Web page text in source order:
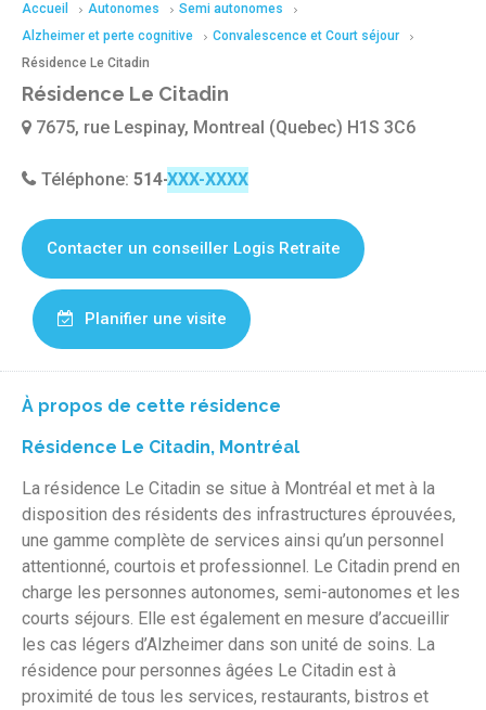
Accueil Autonomes
Semi autonomes
Alzheimer et perte cognitive
Convalescence et Court séjour
Résidence Le Citadin
Résidence Le Citadin
7675, rue Lespinay, Montreal (Quebec) H1S 3C6
Téléphone: 514-254-9002
Contacter un conseiller Logis Retraite
Planifier une visite
À propos de cette résidence
Résidence Le Citadin, Montréal
La résidence Le Citadin se situe à Montréal et met à la
disposition des résidents des infrastructures éprouvées,
une gamme complète de services ainsi qu’un personnel
attentionné, courtois et professionnel. Le Citadin prend en
charge les personnes autonomes, semi-autonomes et les
courts séjours. Elle est également en mesure d’accueillir
les cas légers d’Alzheimer dans son unité de soins. La
résidence pour personnes âgées Le Citadin est à
proximité de tous les services, restaurants, bistros et